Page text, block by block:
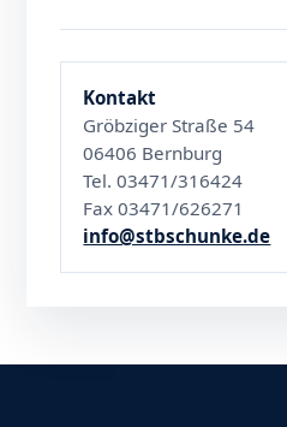
Kontakt
Gröbziger Straße 54
06406 Bernburg
Tel. 03471/316424
Fax 03471/626271
info@stbschunke.de